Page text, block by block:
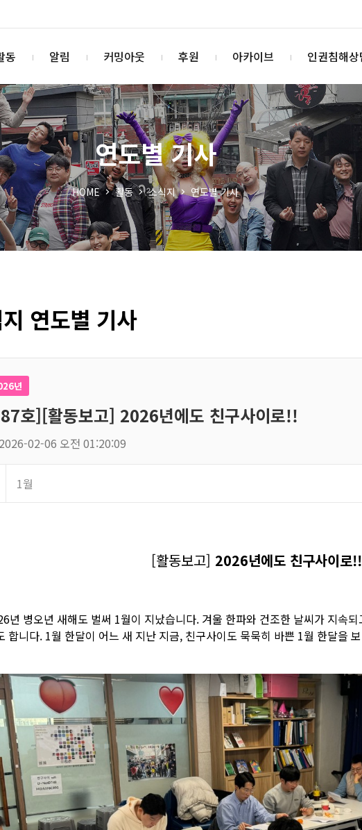
동 알림 커밍아웃 후원 아카이브 인권침해상
연도별 기사
HOME 활동 소식지 연도별 기사
연도별 기사
년
호][활동보고] 2026년에도 친구사이로!!
02-06 오전 01:20:09
1월
[활동보고] 2026년에도 친구사이로!!
년 병오년 새해도 벌써 1월이 지났습니다. 겨울 한파와 건조한 날씨가 지속
합니다. 1월 한달이 어느 새 지난 지금, 친구사이도 묵묵히 바쁜 1월 한달을